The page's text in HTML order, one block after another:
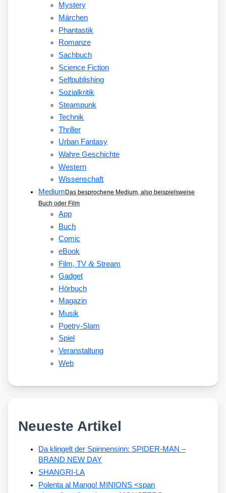
Mystery
Märchen
Phantastik
Romanze
Sachbuch
Science Fiction
Selfpublishing
Sozialkritik
Steampunk
Technik
Thriller
Urban Fantasy
Wahre Geschichte
Western
Wissenschaft
Medium Das besprochene Medium, also beispielsweise
Buch oder Film
App
Buch
Comic
eBook
Film, TV&Stream
Gadget
Hörbuch
Magazin
Musik
Poetry-Slam
Spiel
Veranstaltung
Web
Neueste Artikel
Da klingelt der Spinnensinn: SPIDER-MAN –
BRAND NEW DAY
SHANGRI-LA
Polenta al Mango! MINIONS <span